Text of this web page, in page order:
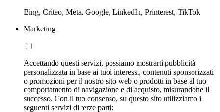
Bing, Criteo, Meta, Google, LinkedIn, Printerest, TikTok
Marketing
Accettando questi servizi, possiamo mostrarti pubblicità
personalizzata in base ai tuoi interessi, contenuti sponsorizzati
o promozioni per il nostro sito web o prodotti in base al tuo
comportamento di navigazione e di acquisto, misurandone il
successo. Con il tuo consenso, su questo sito utilizziamo i
seguenti servizi di terze parti: